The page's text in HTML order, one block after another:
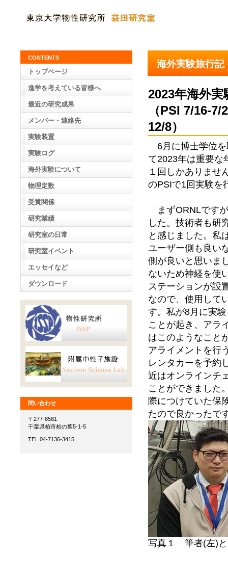
海外実験旅行記
2023年海外
（PSI 7/16-
12/8）
6月に博士学位を
て2023年は重要な
１回しかありませ
のPSIで1回実験を
まずORNLです
した。技術者も研
と感じました。私
ユーザー側も良い
側が良いと思いま
ないため神経を使
ステーションが設
なので、使用して
す。私が8月に実
ことが起き、アラ
はこのようなこと
アライメントを行
レンタカーを予約
近はオンラインチ
ことができました
際につけていた保
たので良かったで
写真１ 筆者(左)と
CONTENTS
トップページ
進学を考えている皆様へ
最近の研究成果
メンバー・連絡先
実験装置
実験ログ
海外実験について
物理定数
受賞関係
研究業績
研究室の日常
研究室イベント
エッセイなど
ダウンロード
問い合わせ
〒277-8581
千葉県柏市柏の葉5-1-5
TEL 04-7136-3415